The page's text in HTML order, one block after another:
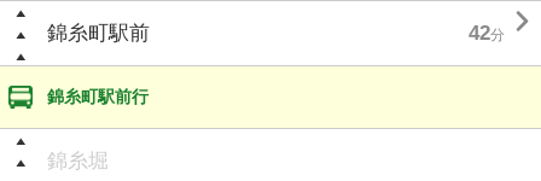
錦糸町駅前 42分 
錦糸町駅前行
錦糸堀